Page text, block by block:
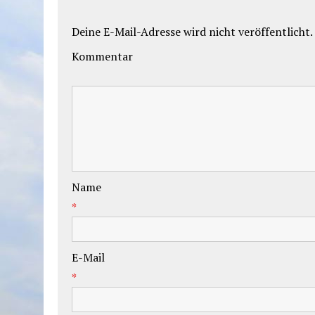
Deine E-Mail-Adresse wird nicht veröffentlicht.
Kommentar
Name
*
E-Mail
*